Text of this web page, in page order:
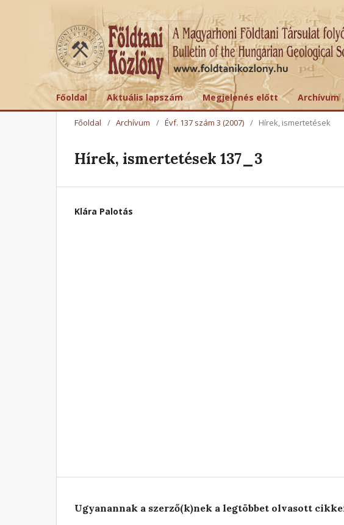
Főoldal Aktuális lapszám Megjelenés előtt Archívum
Főoldal / Archívum / Évf. 137 szám 3 (2007) / Hírek, ismertetések
Hírek, ismertetések 137_3
Klára Palotás
Ugyanannak a szerző(k)nek a legtöbbet olvasott